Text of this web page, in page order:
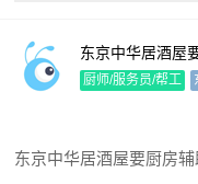
东京中华居酒屋
厨师/服务员/帮工
东京中华居酒屋要厨房